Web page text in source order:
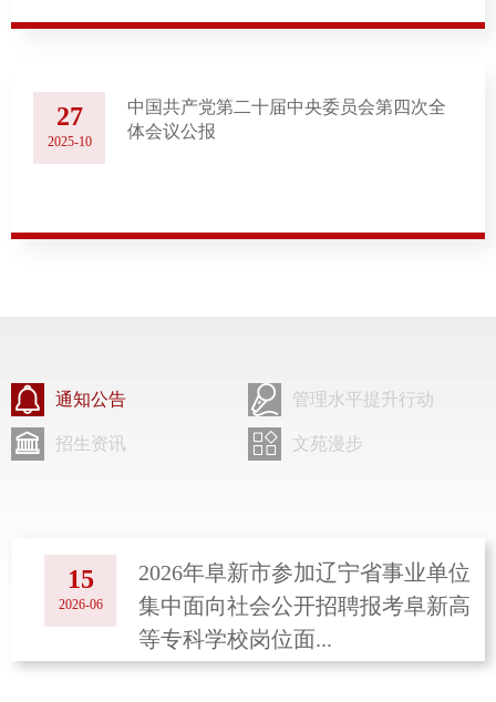
27
2025-10
中国共产党第二十届中央委员会第四次全
体会议公报
通知公告 管理水平提升行动
招生资讯 文苑漫步
15
2026-06
2026年阜新市参加辽宁省事业单位
集中面向社会公开招聘报考阜新高
等专科学校岗位面...